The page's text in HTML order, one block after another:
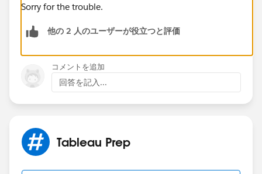
Sorry for the trouble.
他の 2 人のユーザーが役立つと評価
コメントを追加
回答を記入...
Tableau Prep